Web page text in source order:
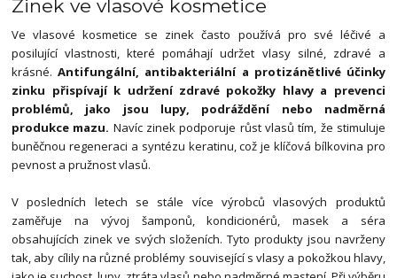
Zinek ve vlasové kosmetice
Ve vlasové kosmetice se zinek často používá pro své léčivé a
posilující vlastnosti, které pomáhají udržet vlasy silné, zdravé a
krásné. Antifungální, antibakteriální a protizánětlivé účinky
zinku přispívají k udržení zdravé pokožky hlavy a prevenci
problémů, jako jsou lupy, podráždění nebo nadměrná
produkce mazu. Navíc zinek podporuje růst vlasů tím, že stimuluje
buněčnou regeneraci a syntézu keratinu, což je klíčová bílkovina pro
pevnost a pružnost vlasů.
V posledních letech se stále více výrobců vlasových produktů
zaměřuje na vývoj šamponů, kondicionérů, masek a séra
obsahujících zinek ve svých složeních. Tyto produkty jsou navrženy
tak, aby cílily na různé problémy související s vlasy a pokožkou hlavy,